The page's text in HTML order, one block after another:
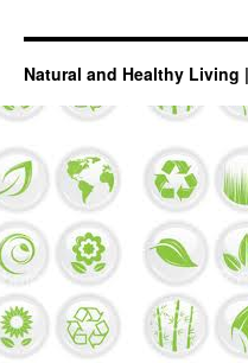
Natural and Healthy Living